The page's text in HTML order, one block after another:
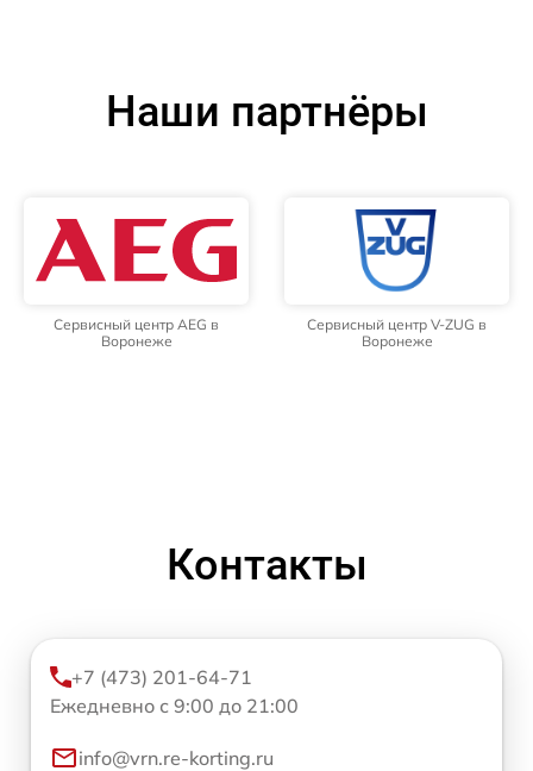
Наши партнёры
Сервисный центр AEG в
Воронеже
Сервисный центр V-ZUG в
Воронеже
Контакты
+7 (473) 201-64-71
Ежедневно с 9:00 до 21:00
info@vrn.re-korting.ru